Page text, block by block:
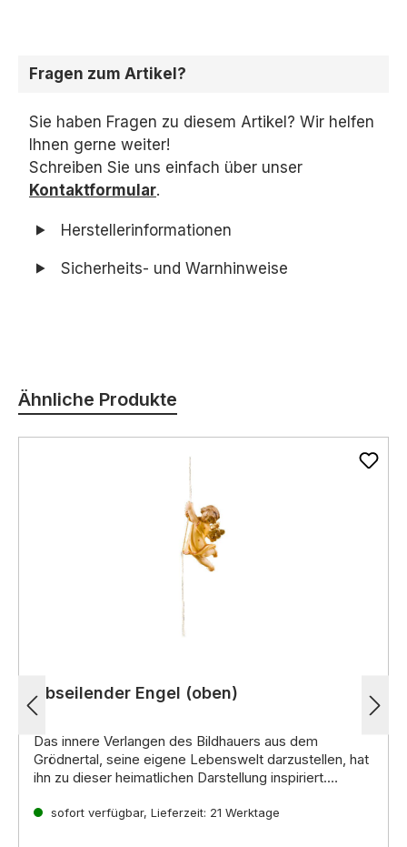
Fragen zum Artikel?
Sie haben Fragen zu diesem Artikel? Wir helfen
Ihnen gerne weiter!
Schreiben Sie uns einfach über unser
Kontaktformular.
Herstellerinformationen
Sicherheits- und Warnhinweise
Ähnliche Produkte
Abseilender Engel (oben)
Das innere Verlangen des Bildhauers aus dem
Grödnertal, seine eigene Lebenswelt darzustellen, hat
ihn zu dieser heimatlichen Darstellung inspiriert.
handgeschnitzten Krippenfiguren aus Holz erhalten Sie
sofort verfügbar, Lieferzeit: 21 Werktage